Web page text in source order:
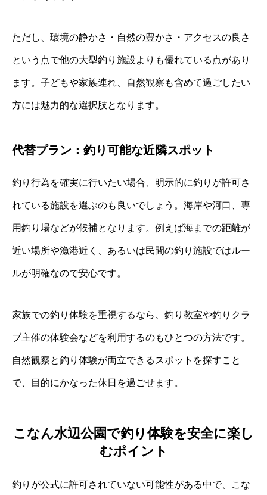
ただし、環境の静かさ・自然の豊かさ・アクセスの良さ
という点で他の大型釣り施設よりも優れている点があり
ます。子どもや家族連れ、自然観察も含めて過ごしたい
方には魅力的な選択肢となります。
代替プラン：釣り可能な近隣スポット
釣り行為を確実に行いたい場合、明示的に釣りが許可さ
れている施設を選ぶのも良いでしょう。海岸や河口、専
用釣り場などが候補となります。例えば海までの距離が
近い場所や漁港近く、あるいは民間の釣り施設ではルー
ルが明確なので安心です。
家族での釣り体験を重視するなら、釣り教室や釣りクラ
ブ主催の体験会などを利用するのもひとつの方法です。
自然観察と釣り体験が両立できるスポットを探すこと
で、目的にかなった休日を過ごせます。
こなん水辺公園で釣り体験を安全に楽し
むポイント
釣りが公式に許可されていない可能性がある中で、こな